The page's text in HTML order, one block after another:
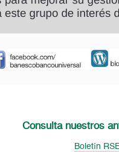
Consulta nuestros
Boletín